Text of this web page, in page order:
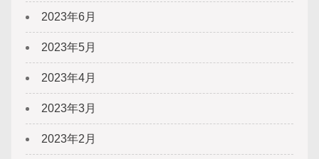
2023年6月
2023年5月
2023年4月
2023年3月
2023年2月